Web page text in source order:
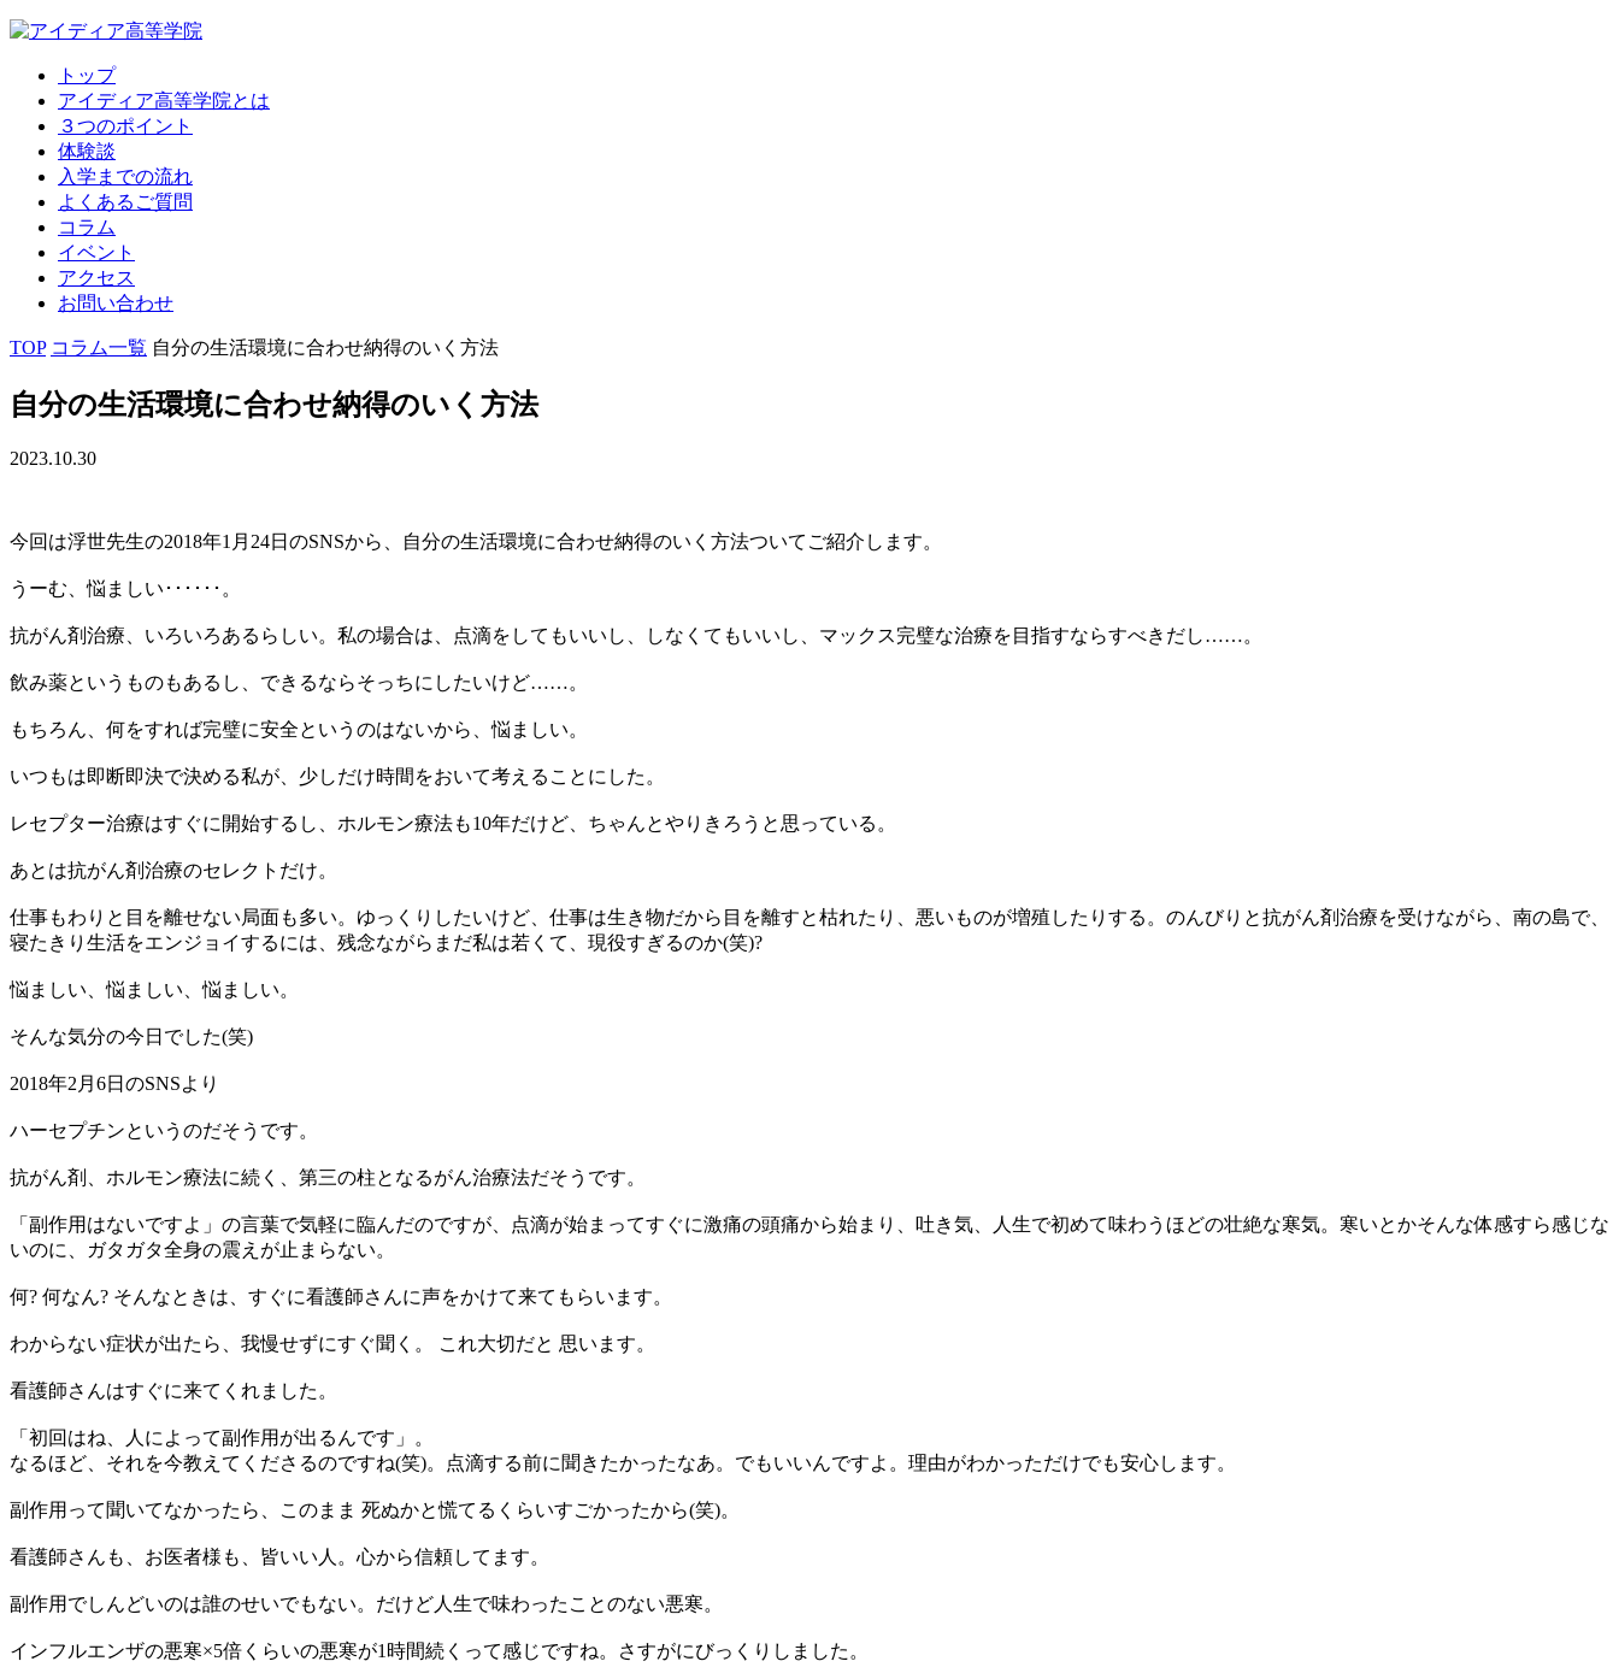
トップ
アイディア高等学院とは
３つのポイント
体験談
入学までの流れ
よくあるご質問
コラム
イベント
アクセス
お問い合わせ
TOP コラム一覧 自分の生活環境に合わせ納得のいく方法
自分の生活環境に合わせ納得のいく方法
2023.10.30
今回は浮世先生の2018年1月24日のSNSから、自分の生活環境に合わせ納得のいく方法ついてご紹介します。
うーむ、悩ましい･･････。
抗がん剤治療、いろいろあるらしい。私の場合は、点滴をしてもいいし、しなくてもいいし、マックス完璧な治療を目指すならすべきだし……。
飲み薬というものもあるし、できるならそっちにしたいけど……。
もちろん、何をすれば完璧に安全というのはないから、悩ましい。
いつもは即断即決で決める私が、少しだけ時間をおいて考えることにした。
レセプター治療はすぐに開始するし、ホルモン療法も10年だけど、ちゃんとやりきろうと思っている。
あとは抗がん剤治療のセレクトだけ。
仕事もわりと目を離せない局面も多い。ゆっくりしたいけど、仕事は生き物だから目を離すと枯れたり、悪いものが増殖したりする。のんびりと抗がん剤治療を受けながら、南の島で、
寝たきり生活をエンジョイするには、残念ながらまだ私は若くて、現役すぎるのか(笑)?
悩ましい、悩ましい、悩ましい。
そんな気分の今日でした(笑)
2018年2月6日のSNSより
ハーセプチンというのだそうです。
抗がん剤、ホルモン療法に続く、第三の柱となるがん治療法だそうです。
「副作用はないですよ」の言葉で気軽に臨んだのですが、点滴が始まってすぐに激痛の頭痛から始まり、吐き気、人生で初めて味わうほどの壮絶な寒気。寒いとかそんな体感すら感じな
いのに、ガタガタ全身の震えが止まらない。
何? 何なん? そんなときは、すぐに看護師さんに声をかけて来てもらいます。
わからない症状が出たら、我慢せずにすぐ聞く。 これ大切だと 思います。
看護師さんはすぐに来てくれました。
「初回はね、人によって副作用が出るんです」。
なるほど、それを今教えてくださるのですね(笑)。点滴する前に聞きたかったなあ。でもいいんですよ。理由がわかっただけでも安心します。
副作用って聞いてなかったら、このまま 死ぬかと慌てるくらいすごかったから(笑)。
看護師さんも、お医者様も、皆いい人。心から信頼してます。
副作用でしんどいのは誰のせいでもない。だけど人生で味わったことのない悪寒。
インフルエンザの悪寒×5倍くらいの悪寒が1時間続くって感じですね。さすがにびっくりしました。